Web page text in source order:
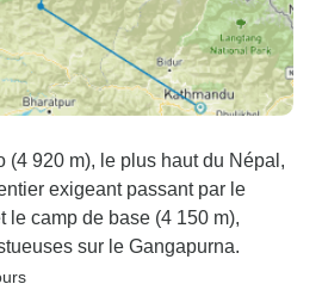
(4 920 m), le plus haut du Népal,
exigeant passant par le
le camp de base (4 150 m),
sur le Gangapurna.